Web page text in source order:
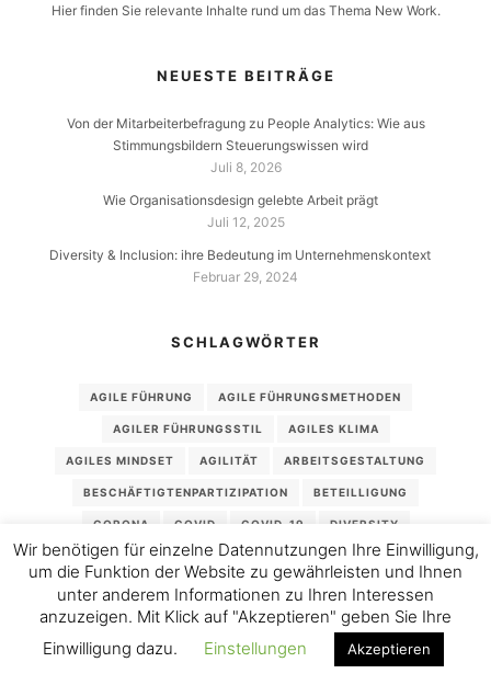
Hier finden Sie relevante Inhalte rund um das Thema New Work.
NEUESTE BEITRÄGE
Von der Mitarbeiterbefragung zu People Analytics: Wie aus
Stimmungsbildern Steuerungswissen wird
Juli 8, 2026
Wie Organisationsdesign gelebte Arbeit prägt
Juli 12, 2025
Diversity & Inclusion: ihre Bedeutung im Unternehmenskontext
Februar 29, 2024
SCHLAGWÖRTER
AGILE FÜHRUNG AGILE FÜHRUNGSMETHODEN
AGILER FÜHRUNGSSTIL AGILES KLIMA
AGILES MINDSET AGILITÄT ARBEITSGESTALTUNG
BESCHÄFTIGTENPARTIZIPATION BETEILLIGUNG
CORONA COVID COVID-19 DIVERSITY
DIVERSITÄT FEHLZEITEN FRITHJOF BERGMANN
GEFÄHRDUNGSBEURTEILUNG PSYCHISCHE BELASTUNG
HR ANALYTICS INCLUSION INKLUSION KANBAN
KULTURWANDEL MARTIN SELIGMAN
Wir benötigen für einzelne Datennutzungen Ihre Einwilligung,
um die Funktion der Website zu gewährleisten und Ihnen
unter anderem Informationen zu Ihren Interessen
anzuzeigen. Mit Klick auf "Akzeptieren" geben Sie Ihre
Einwilligung dazu.
Einstellungen Akzeptieren